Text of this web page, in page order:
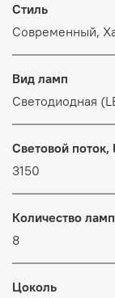
Стиль
Современный,
Вид ламп
Светодиодная
Световой поток,
3150
Количество ламп
8
Цоколь